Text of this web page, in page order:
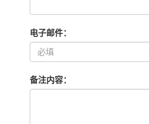
电子邮件：
备注内容：